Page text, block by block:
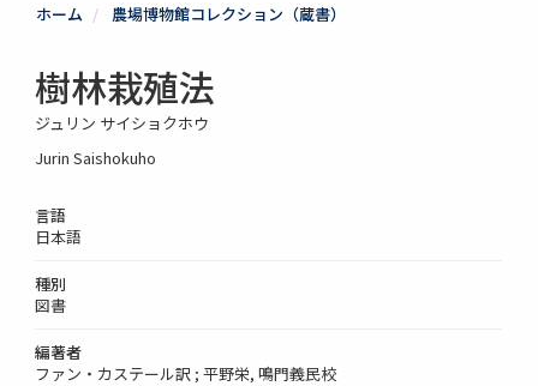
ホーム 農場博物館コレクション（蔵書）
樹林栽殖法
ジュリン サイショクホウ
Jurin Saishokuho
言語
日本語
種別
図書
編著者
ファン・カステール訳 ; 平野栄, 鳴門義民校